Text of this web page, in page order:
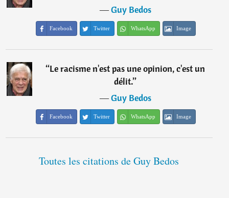
―Guy Bedos
Facebook Twitter WhatsApp Image
“Le racisme n'est pas une opinion, c'est un
délit.”
―Guy Bedos
Facebook Twitter WhatsApp Image
Toutes les citations de Guy Bedos